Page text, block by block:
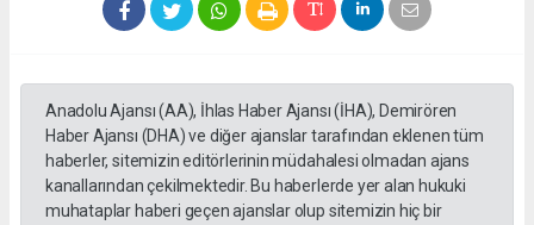
Anadolu Ajansı (AA), İhlas Haber Ajansı (İHA), Demirören
Haber Ajansı (DHA) ve diğer ajanslar tarafından eklenen tüm
haberler, sitemizin editörlerinin müdahalesi olmadan ajans
kanallarından çekilmektedir. Bu haberlerde yer alan hukuki
muhataplar haberi geçen ajanslar olup sitemizin hiç bir